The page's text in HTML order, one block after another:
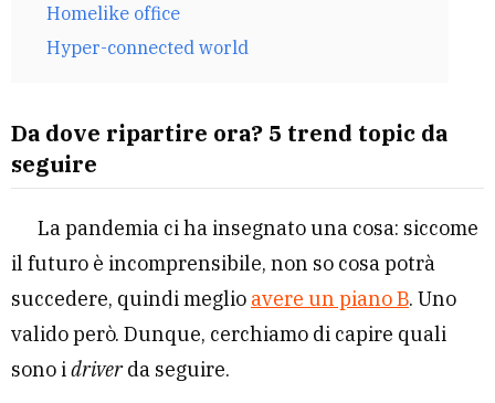
Homelike office
Hyper-connected world
Da dove ripartire ora? 5 trend topic da
seguire
La pandemia ci ha insegnato una cosa: siccome
il futuro è incomprensibile, non so cosa potrà
succedere, quindi meglio avere un piano B. Uno
valido però. Dunque, cerchiamo di capire quali
sono idriverda seguire.